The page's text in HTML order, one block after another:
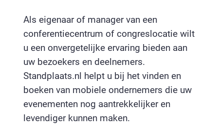
Als eigenaar of manager van een
conferentiecentrum of congreslocatie wilt
u een onvergetelijke ervaring bieden aan
uw bezoekers en deelnemers.
Standplaats.nl helpt u bij het vinden en
boeken van mobiele ondernemers die uw
evenementen nog aantrekkelijker en
levendiger kunnen maken.